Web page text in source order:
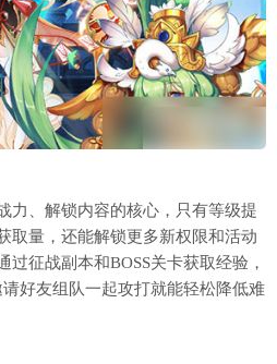
力、解锁内容的核心，只有等级提
取量，还能解锁更多新权限和活动
征战副本和BOSS关卡获取经验，
好友组队一起攻打就能轻松降低难